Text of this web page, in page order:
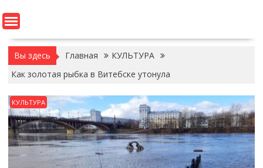
Вы здесь Главная
КУЛЬТУРА
Как золотая рыбка в Витебске утонула
КУЛЬТУРА